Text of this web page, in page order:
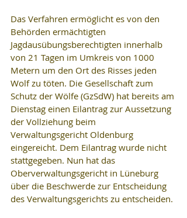
Das Verfahren ermöglicht es von den
Behörden ermächtigten
Jagdausübungsberechtigten innerhalb
von 21 Tagen im Umkreis von 1000
Metern um den Ort des Risses jeden
Wolf zu töten. Die Gesellschaft zum
Schutz der Wölfe (GzSdW) hat bereits am
Dienstag einen Eilantrag zur Aussetzung
der Vollziehung beim
Verwaltungsgericht Oldenburg
eingereicht. Dem Eilantrag wurde nicht
stattgegeben. Nun hat das
Oberverwaltungsgericht in Lüneburg
über die Beschwerde zur Entscheidung
des Verwaltungsgerichts zu entscheiden.